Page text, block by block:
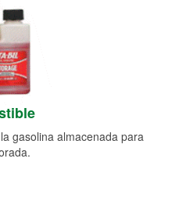
gasolina almacenada para